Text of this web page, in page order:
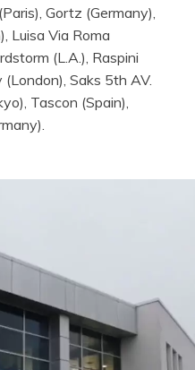
Gortz (Germany),
Luisa Via Roma
(L.A.), Raspini
(London), Saks 5th AV.
Tascon (Spain),